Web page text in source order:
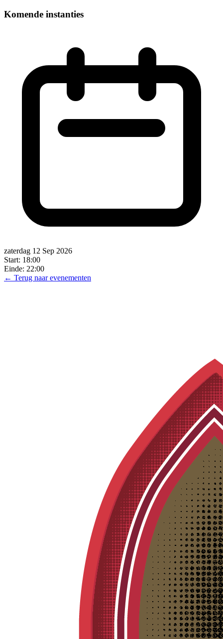
Komende instanties
zaterdag 12 Sep 2026
Start: 18:00
Einde: 22:00
← Terug naar evenementen